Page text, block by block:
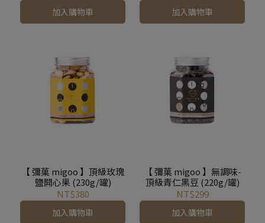
加入購物車 加入購物車
【 彌菓 migoo 】頂級玫瑰
鹽開心果 (230g/罐)
NT$380
加入購物車
【 彌菓 migoo 】無調味-
頂級青仁黑豆 (220g/罐)
NT$299
加入購物車